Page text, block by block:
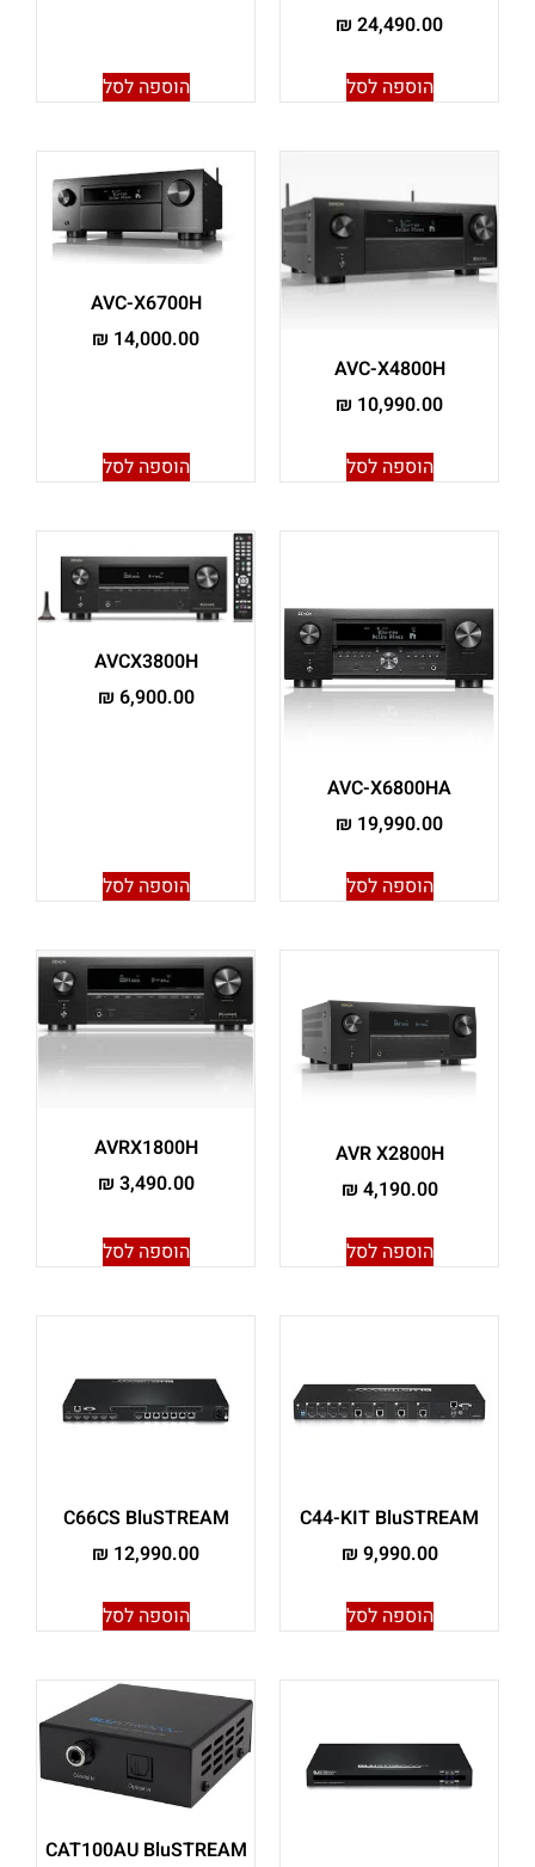
₪ 24,490.00
הוספה לסל הוספה לסל
AVC-X4800H
₪ 10,990.00
הוספה לסל
AVC-X6700H
₪ 14,000.00
הוספה לסל
AVC-X6800HA
₪ 19,990.00
הוספה לסל
AVCX3800H
₪ 6,900.00
הוספה לסל
AVR X2800H
₪ 4,190.00
הוספה לסל
AVRX1800H
₪ 3,490.00
הוספה לסל
C44-KIT BluSTREAM
₪ 9,990.00
הוספה לסל
C66CS BluSTREAM
₪ 12,990.00
הוספה לסל
CAT100AU BluSTREAM